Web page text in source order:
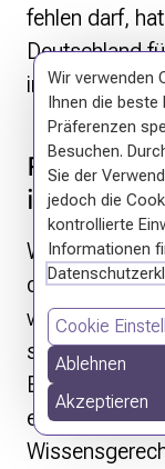
fehlen darf,
Deutschland
in die Wiki-
in die
Wissen
darum geht,
werden und
sind. Noch
Erfahrungen
erfahren, zu
Wir verwenden
Ihnen die beste
Präferenzen
Besuchen.
Sie der
jedoch die
kontrollierte
Informationen
Cookie
Ablehnen
Akzeptieren